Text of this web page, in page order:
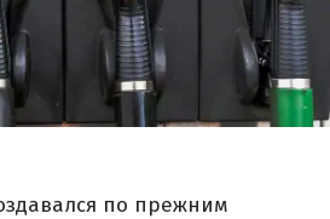
по прежним